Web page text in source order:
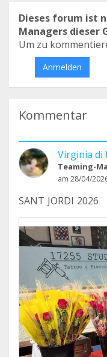
Dieses forum ist
Managers dieser
Um zu
Anmelden
Kommentar
Virginia di
Teaming-
am 28/04/
SANT JORDI 2026